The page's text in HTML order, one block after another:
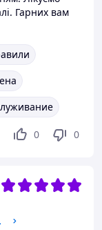
Гарних вам
0 0
1 КГ